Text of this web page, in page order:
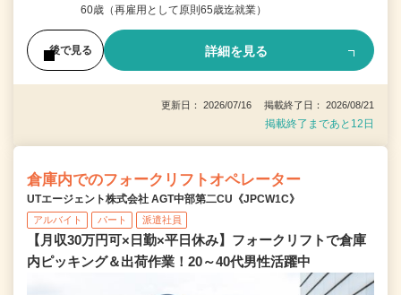
60歳（再雇用として原則65歳迄就業）
後で見る 詳細を見る
更新日： 2026/07/16 掲載終了日： 2026/08/21
掲載終了まであと12日
倉庫内でのフォークリフトオペレーター
UTエージェント株式会社 AGT中部第二CU《JPCW1C》
アルバイト パート 派遣社員
【月収30万円可×日勤×平日休み】フォークリフトで倉庫
内ピッキング＆出荷作業！20～40代男性活躍中